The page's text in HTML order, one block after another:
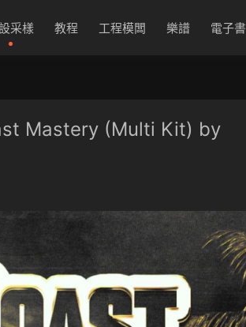
采樣 教程 工程模闆 樂譜 電子書
Mastery (Multi Kit) by